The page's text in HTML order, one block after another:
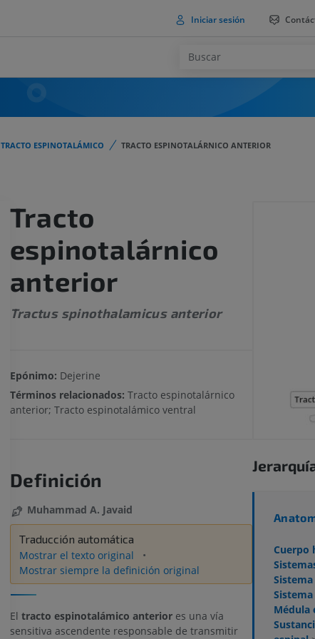
Iniciar sesión
TRACTO ESPINOTALÁMICO TRACTO ESPINOTALÁRNICO ANTERIOR
Tracto
espinotalárnico
anterior
Tractus spinothalamicus anterior
Epónimo: Dejerine
Términos relacionados: Tracto espinotalárnico
anterior; Tracto espinotalámico ventral
Definición
Muhammad A. Javaid
Traducción automática
Mostrar el texto original
Mostrar siempre la definición original
El tracto espinotalámico anteriores una vía
sensitiva ascendente responsable de transmitir
Cuerpo
Médula